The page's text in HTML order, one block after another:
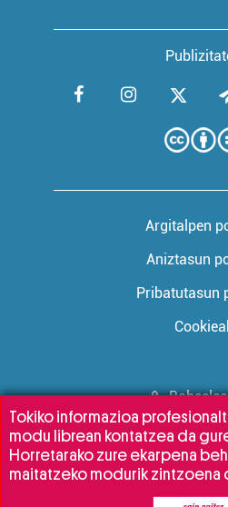
Argitalpen
Aniztasun
Pribatutasun
Tokiko informazioa
modu librean kontatzea da
Horretarako zure ekarpena
maitatzeko modurik zintzoena